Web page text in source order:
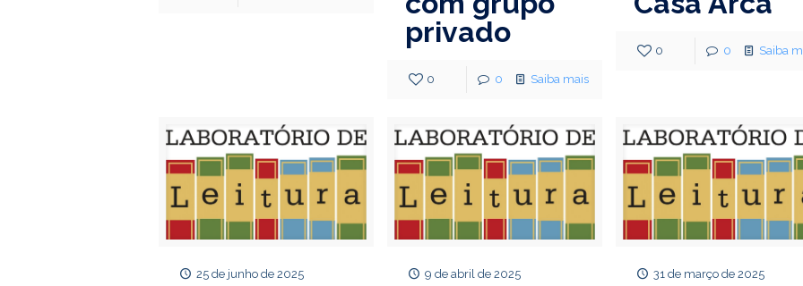
privado
0 0 Saiba mais
0 0 Saiba
25 de junho de 2025 9 de abril de 2025 31 de março de 2025